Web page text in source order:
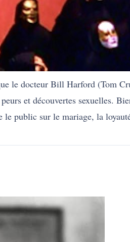
le docteur Bill Harford (Tom
et découvertes sexuelles.
public sur le mariage, la